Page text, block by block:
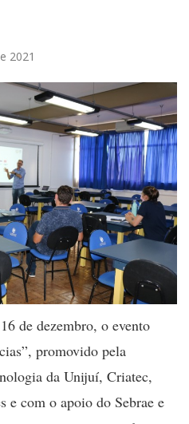
2021
de dezembro, o evento
promovido pela
da Unijuí, Criatec,
e com o apoio do Sebrae e